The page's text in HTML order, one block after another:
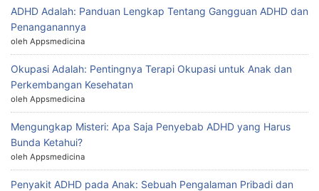
ADHD Adalah: Panduan Lengkap Tentang Gangguan ADHD dan
Penanganannya
oleh Appsmedicina
Okupasi Adalah: Pentingnya Terapi Okupasi untuk Anak dan
Perkembangan Kesehatan
oleh Appsmedicina
Mengungkap Misteri: Apa Saja Penyebab ADHD yang Harus
Bunda Ketahui?
oleh Appsmedicina
Penyakit ADHD pada Anak: Sebuah Pengalaman Pribadi dan